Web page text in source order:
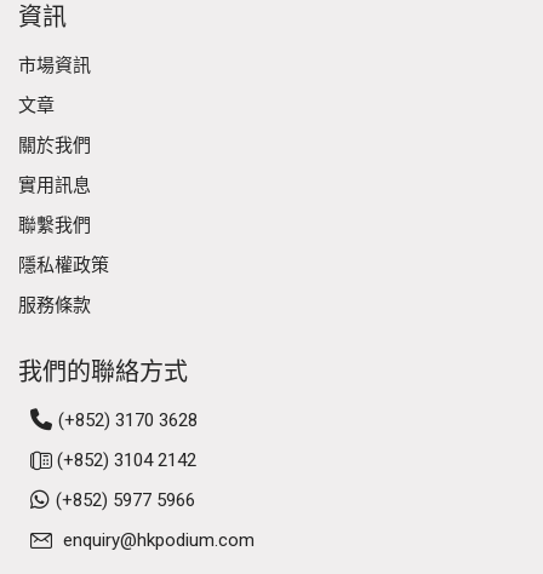
上環區內的辦公室出租租盤選擇極為豐富，且豐儉由
於注重實用率的中小企，上環亦有如柏廷坊、東協商
業大廈 及文咸東街 一帶的商廈。這些單位間隔四正，
公室租金便宜 30% 至 50%，性價比極高。所以，不少
初創公司也會選擇在上環租寫字樓，既可擁有港島核
心地段的地址，也可大幅節省租金開支，保留現金流
於上環租寫字樓，生活配套亦相當精彩。這裡充滿獨
特的文化氣息，午餐選擇由老字號茶餐廳、皇后街熟
食市場，到蘇豪區的新潮西餐廳應有盡有，方便同事
按需要選擇適合自己的午餐，不用來來去去都是同一
份餐單；又或想與團隊收工後Happy Hour聯誼一下，
荷里活道一帶也有大量特色酒吧。作為老闆，為員工
資訊
市場資訊
文章
關於我們
實用訊息
聯繫我們
隱私權政策
服務條款
我們的聯絡方式
(+852) 3170 3628
(+852) 3104 2142
(+852) 5977 5966
enquiry@hkpodium.com